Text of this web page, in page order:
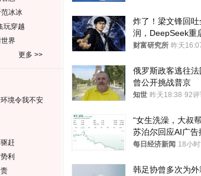
范冰冰
玩穿越
世界
更多 >>
境令我不安
赶
利
炸了！梁文锋回吐
润，DeepSeek重
财富研究所 昨天
俄罗斯政客逃往
曾公开挑战普京
知世 昨天18:38 92评
“女生洗澡，大叔帮
苏泊尔回应AI广告
频全下架，已强化
每日经济新闻 18小
韩足协曾多次为